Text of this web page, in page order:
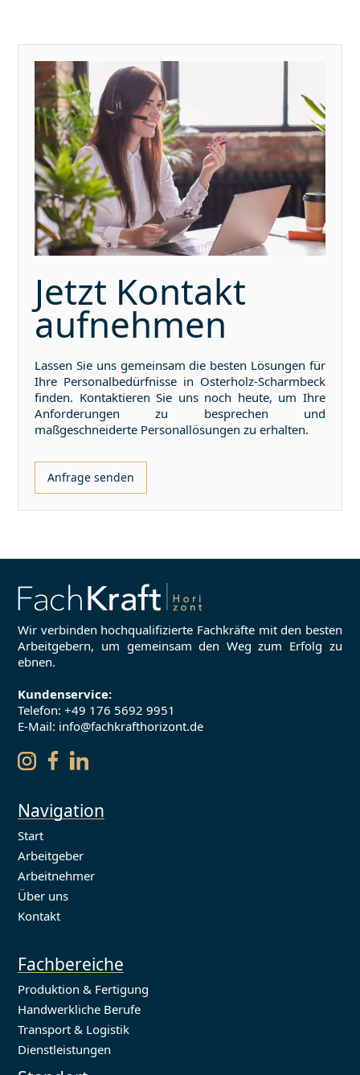
Jetzt Kontakt
aufnehmen
Lassen Sie uns gemeinsam die besten Lösungen für
Ihre Personalbedürfnisse in Osterholz-Scharmbeck
finden. Kontaktieren Sie uns noch heute, um Ihre
Anforderungen zu besprechen und
maßgeschneiderte Personallösungen zu erhalten.
Anfrage senden
Wir verbinden hochqualifizierte Fachkräfte mit den besten
Arbeitgebern, um gemeinsam den Weg zum Erfolg zu
ebnen.
Kundenservice:
Telefon:+49 176 5692 9951
E-Mail: info@fachkrafthorizont.de
Navigation
Start
Arbeitgeber
Arbeitnehmer
Über uns
Kontakt
Fachbereiche
Produktion & Fertigung
Handwerkliche Berufe
Transport & Logistik
Dienstleistungen